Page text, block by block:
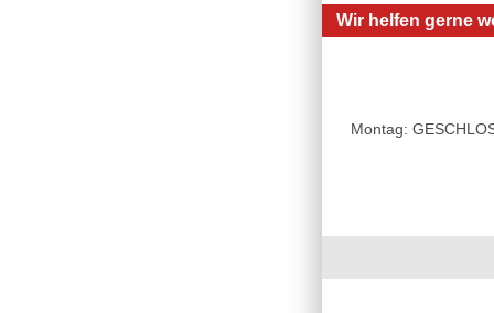
Wir helfen gerne
Montag: